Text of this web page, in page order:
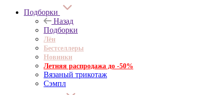
Подборки
Назад
Подборки
Лён
Бестселлеры
Новинки
Летняя распродажа до -50%
Вязаный трикотаж
Сэмпл